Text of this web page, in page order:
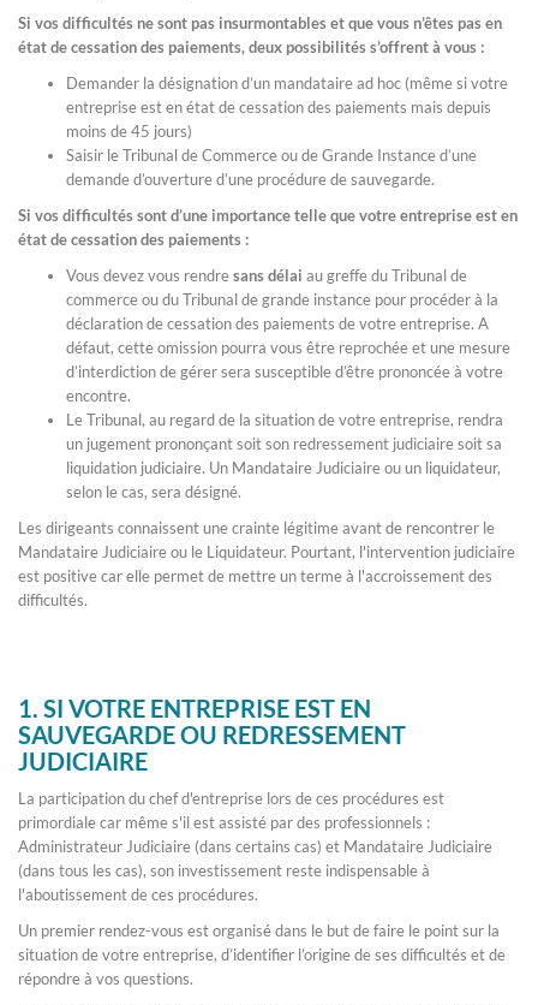
Si vos difficultés ne sont pas insurmontables et que vous n’êtes pas en
état de cessation des paiements, deux possibilités s’offrent à vous :
Demander la désignation d’un mandataire ad hoc (même si votre
entreprise est en état de cessation des paiements mais depuis
moins de 45 jours)
Saisir le Tribunal de Commerce ou de Grande Instance d’une
demande d’ouverture d’une procédure de sauvegarde.
Si vos difficultés sont d’une importance telle que votre entreprise est en
état de cessation des paiements :
Vous devez vous rendresans délai au greffe du Tribunal de
commerce ou du Tribunal de grande instance pour procéder à la
déclaration de cessation des paiements de votre entreprise. A
défaut, cette omission pourra vous être reprochée et une mesure
d’interdiction de gérer sera susceptible d’être prononcée à votre
encontre.
Le Tribunal, au regard de la situation de votre entreprise, rendra
un jugement prononçant soit son redressement judiciaire soit sa
liquidation judiciaire. Un Mandataire Judiciaire ou un liquidateur,
selon le cas, sera désigné.
Les dirigeants connaissent une crainte légitime avant de rencontrer le
Mandataire Judiciaire ou le Liquidateur. Pourtant, l'intervention judiciaire
est positive car elle permet de mettre un terme à l'accroissement des
difficultés.
1. SI VOTRE ENTREPRISE EST EN
SAUVEGARDE OU REDRESSEMENT
JUDICIAIRE
La participation du chef d'entreprise lors de ces procédures est
primordiale car même s'il est assisté par des professionnels :
Administrateur Judiciaire (dans certains cas) et Mandataire Judiciaire
(dans tous les cas), son investissement reste indispensable à
l'aboutissement de ces procédures.
Un premier rendez-vous est organisé dans le but de faire le point sur la
situation de votre entreprise, d’identifier l’origine de ses difficultés et de
répondre à vos questions.